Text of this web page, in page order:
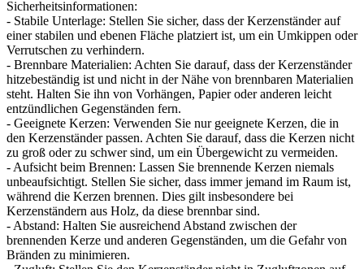
Sicherheitsinformationen:
- Stabile Unterlage: Stellen Sie sicher, dass der Kerzenständer auf
einer stabilen und ebenen Fläche platziert ist, um ein Umkippen oder
Verrutschen zu verhindern.
- Brennbare Materialien: Achten Sie darauf, dass der Kerzenständer
hitzebeständig ist und nicht in der Nähe von brennbaren Materialien
steht. Halten Sie ihn von Vorhängen, Papier oder anderen leicht
entzündlichen Gegenständen fern.
- Geeignete Kerzen: Verwenden Sie nur geeignete Kerzen, die in
den Kerzenständer passen. Achten Sie darauf, dass die Kerzen nicht
zu groß oder zu schwer sind, um ein Übergewicht zu vermeiden.
- Aufsicht beim Brennen: Lassen Sie brennende Kerzen niemals
unbeaufsichtigt. Stellen Sie sicher, dass immer jemand im Raum ist,
während die Kerzen brennen. Dies gilt insbesondere bei
Kerzenständern aus Holz, da diese brennbar sind.
- Abstand: Halten Sie ausreichend Abstand zwischen der
brennenden Kerze und anderen Gegenständen, um die Gefahr von
Bränden zu minimieren.